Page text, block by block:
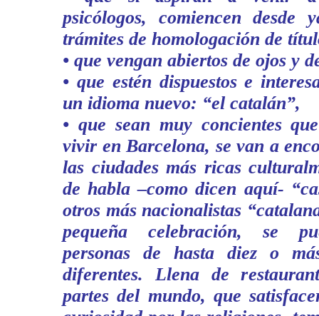
psicólogos, comiencen desde
trámites de homologación de
• que vengan abiertos de ojos y
• que estén dispuestos e
un idioma nuevo: “el catalán”,
• que sean muy concientes
vivir en Barcelona, se van a
las ciudades más ricas
de habla –como dicen aquí-
otros más nacionalistas
pequeña celebración, se
personas de hasta diez o
diferentes. Llena de
partes del mundo, que